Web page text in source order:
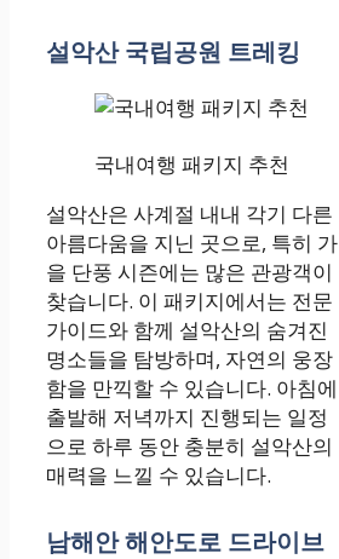
설악산 국립공원 트레킹
국내여행 패키지 추천
설악산은 사계절 내내 각기 다른
아름다움을 지닌 곳으로, 특히 가
을 단풍 시즌에는 많은 관광객이
찾습니다. 이 패키지에서는 전문
가이드와 함께 설악산의 숨겨진
명소들을 탐방하며, 자연의 웅장
함을 만끽할 수 있습니다. 아침에
출발해 저녁까지 진행되는 일정
으로 하루 동안 충분히 설악산의
매력을 느낄 수 있습니다.
남해안 해안도로 드라이브